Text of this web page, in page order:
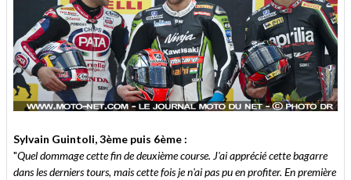
Sylvain Guintoli, 3ème puis 6ème :
"Quel dommage cette fin de deuxième course. J'ai apprécié cette bagarre
dans les derniers tours, mais cette fois je n'ai pas pu en profiter. En première